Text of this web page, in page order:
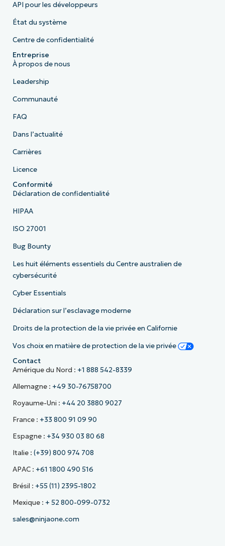
API pour les développeurs
État du système
Centre de confidentialité
Entreprise
À propos de nous
Leadership
Communauté
FAQ
Dans l’actualité
Carrières
Licence
Conformité
Déclaration de confidentialité
HIPAA
ISO 27001
Bug Bounty
Les huit éléments essentiels du Centre australien de
cybersécurité
Cyber Essentials
Déclaration sur l’esclavage moderne
Droits de la protection de la vie privée en Californie
Vos choix en matière de protection de la vie privée
Contact
Amérique du Nord : +1 888 542-8339
Allemagne : +49 30-76758700
Royaume-Uni : +44 20 3880 9027
France : +33 800 91 09 90
Espagne : +34 930 03 80 68
Italie : (+39) 800 974 708
APAC : +61 1800 490 516
Brésil : +55 (11) 2395-1802
Mexique : + 52 800-099-0732
sales@ninjaone.com